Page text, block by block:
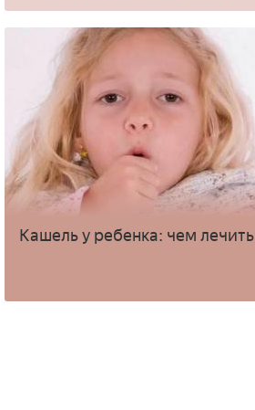
Кашель у ребенка: чем лечить